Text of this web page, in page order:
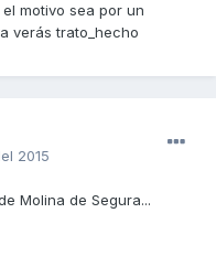
motivo sea por un
verás trato_hecho
2015
Molina de Segura...